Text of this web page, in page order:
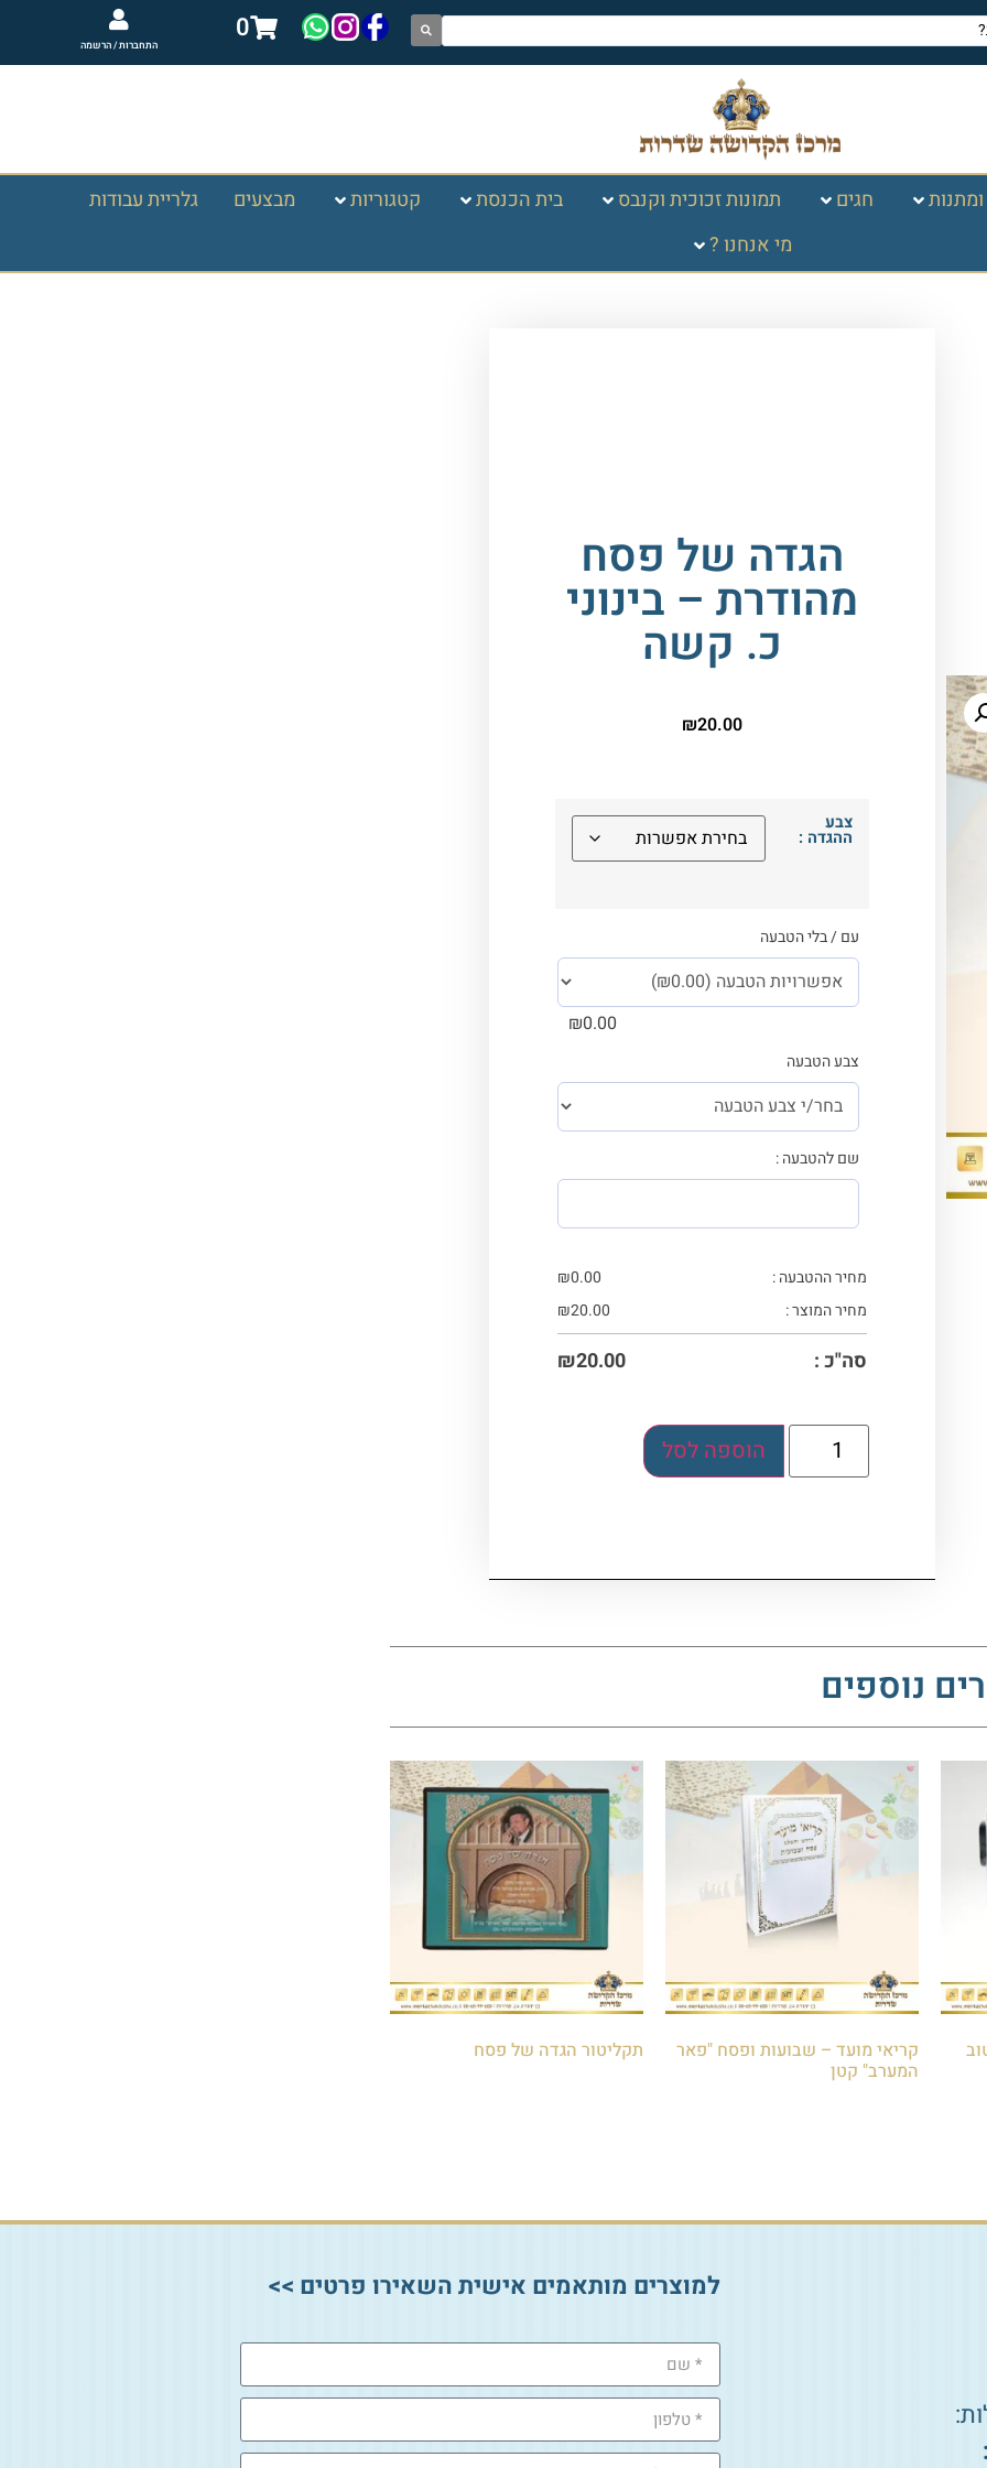
0
התחברות / הרשמה
חגים תמונות זכוכית וקנבס בית הכנסת קטגוריות מבצעים
גלריית עבודות
מי אנחנו ?
הגדה של פסח
מהודרת – בינוני
כ. קשה
₪20.00
צבע
ההגדה :
עם / בלי הטבעה
₪0.00
צבע הטבעה
שם להטבעה :
מחיר ההטבעה : ₪0.00
מחיר המוצר :
₪20.00
סה"כ : ₪20.00
הוספה לסל
נוספים
קריאי מועד – שבועות ופסח "פאר
המערב" קטן
תקליטור הגדה של פסח
למוצרים מותאמים אישית השאירו פרטים >>